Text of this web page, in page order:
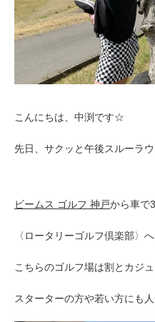
こんにちは、中渕です☆
先日、サクッと午後スルーラ
ビームス ゴルフ 神戸から車で
〈ロータリーゴルフ倶楽部〉へ
こちらのゴルフ場は割とカジ
スターターの方や若い方にも